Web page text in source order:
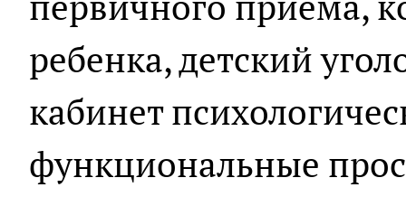
ребенка, детский
кабинет
функциональные